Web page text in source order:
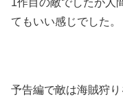
てもいい感じでした。
予告編で敵は海賊狩り